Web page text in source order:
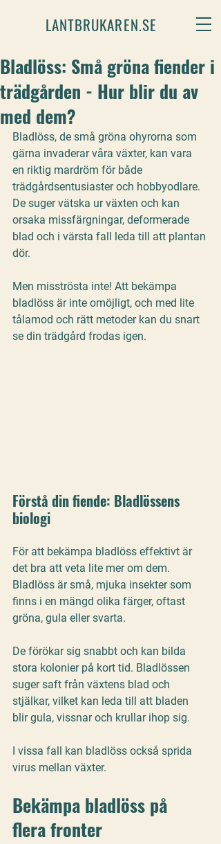
LANTBRUKAREN.SE
Bladlöss: Små gröna fiender i
trädgården - Hur blir du av
med dem?
Bladlöss, de små gröna ohyrorna som
gärna invaderar våra växter, kan vara
en riktig mardröm för både
trädgårdsentusiaster och hobbyodlare.
De suger vätska ur växten och kan
orsaka missfärgningar, deformerade
blad och i värsta fall leda till att plantan
dör.
Men misströsta inte! Att bekämpa
bladlöss är inte omöjligt, och med lite
tålamod och rätt metoder kan du snart
se din trädgård frodas igen.
Förstå din fiende: Bladlössens
biologi
För att bekämpa bladlöss effektivt är
det bra att veta lite mer om dem.
Bladlöss är små, mjuka insekter som
finns i en mängd olika färger, oftast
gröna, gula eller svarta.
De förökar sig snabbt och kan bilda
stora kolonier på kort tid. Bladlössen
suger saft från växtens blad och
stjälkar, vilket kan leda till att bladen
blir gula, vissnar och krullar ihop sig.
I vissa fall kan bladlöss också sprida
virus mellan växter.
Bekämpa bladlöss på
flera fronter